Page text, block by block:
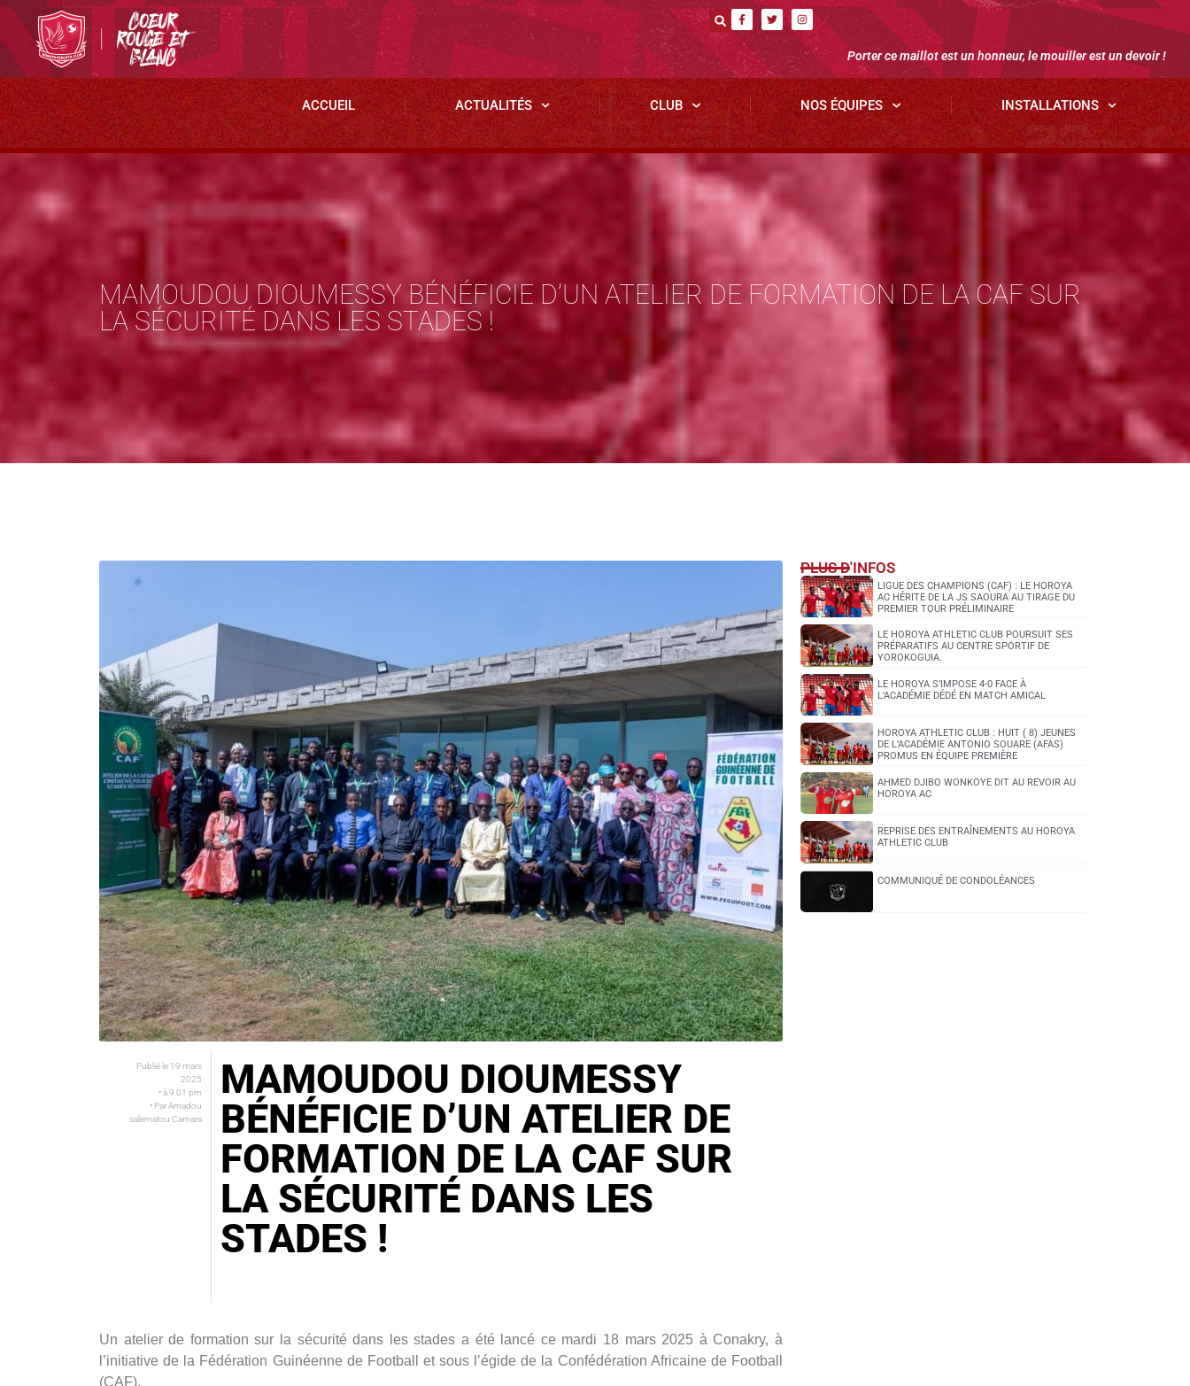
Porter ce maillot est un honneur, le mouiller est un devoir !
ACCUEIL ACTUALITÉS CLUB NOS ÉQUIPES INSTALLATIONS
MAMOUDOU DIOUMESSY BÉNÉFICIE D’UN ATELIER DE FORMATION DE LA CAF SUR
LA SÉCURITÉ DANS LES STADES !
Publié le 19 mars
2025
• à9:01 pm
• ParAmadou
salematou Camara
MAMOUDOU DIOUMESSY
BÉNÉFICIE D’UN ATELIER DE
FORMATION DE LA CAF SUR
LA SÉCURITÉ DANS LES
STADES !
Un atelier de formation sur la sécurité dans les stades a été lancé ce mardi 18 mars 2025 à Conakry, à
l’initiative de la Fédération Guinéenne de Football et sous l’égide de la Confédération Africaine de Football
(CAF).
PLUS D'INFOS
LIGUE DES CHAMPIONS (CAF) : LE HOROYA
AC HÉRITE DE LA JS SAOURA AU TIRAGE DU
PREMIER TOUR PRÉLIMINAIRE
LE HOROYA ATHLETIC CLUB POURSUIT SES
PRÉPARATIFS AU CENTRE SPORTIF DE
YOROKOGUIA.
LE HOROYA S’IMPOSE 4-0 FACE À
L’ACADÉMIE DÉDÉ EN MATCH AMICAL
HOROYA ATHLETIC CLUB : HUIT ( 8) JEUNES
DE L’ACADÉMIE ANTONIO SOUARE (AFAS)
PROMUS EN ÉQUIPE PREMIÈRE
AHMED DJIBO WONKOYE DIT AU REVOIR AU
HOROYA AC
REPRISE DES ENTRAÎNEMENTS AU HOROYA
ATHLETIC CLUB
COMMUNIQUÉ DE CONDOLÉANCES